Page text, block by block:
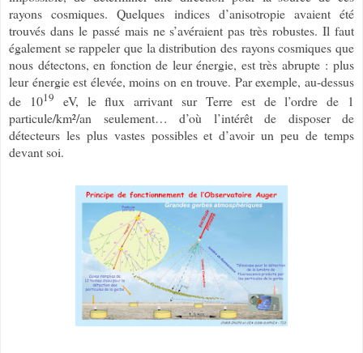
rayons cosmiques. Quelques indices d’anisotropie avaient été
trouvés dans le passé mais ne s’avéraient pas très robustes. Il faut
également se rappeler que la distribution des rayons cosmiques que
nous détectons, en fonction de leur énergie, est très abrupte : plus
leur énergie est élevée, moins on en trouve. Par exemple, au-dessus
de 1019
eV, le flux arrivant sur Terre est de l’ordre de 1
particule/km²/an seulement… d’où l’intérêt de disposer de
détecteurs les plus vastes possibles et d’avoir un peu de temps
devant soi.